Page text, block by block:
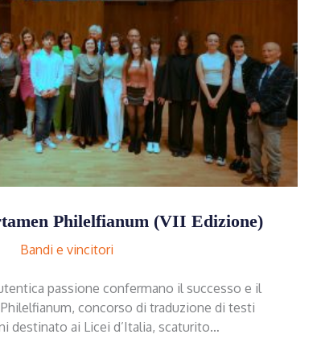
Philelfianum (VII Edizione)
Bandi e vincitori
passione confermano il successo e il
concorso di traduzione di testi
destinato ai Licei d’Italia, scaturito…